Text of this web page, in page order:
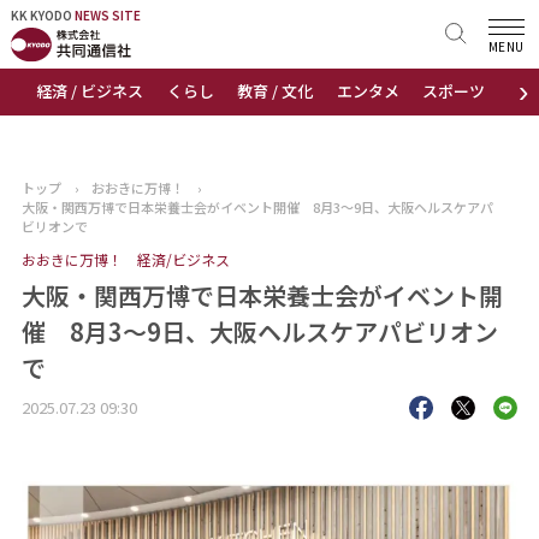
KK KYODO NEWS SITE
›
経済 / ビジネス くらし 教育 / 文化 エンタメ スポーツ 地域
MENU
KK KYODONEWS SITE
トップページ
ニュース
おすすめコンテンツ
出版物
会社概要
トップ › おおきに万博！
›
大阪・関西万博で日本栄養士会がイベント開催 8月3～9日、大阪ヘルスケアパ
ビリオンで
おおきに万博！ 経済/ビジネス
大阪・関西万博で日本栄養士会がイベント開
催 8月3～9日、大阪ヘルスケアパビリオン
で
2025.07.23 09:30